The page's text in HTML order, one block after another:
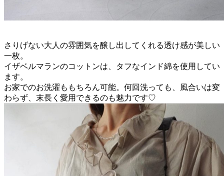
さりげない大人の雰囲気を醸し出してくれる透け感が美しい
一枚。
イザベルマランのコットンは、タフなインド綿を使用してい
ます。
お家でのお洗濯ももちろん可能。何回洗っても、風合いは変
わらず、末長く愛用できるのも魅力です♡